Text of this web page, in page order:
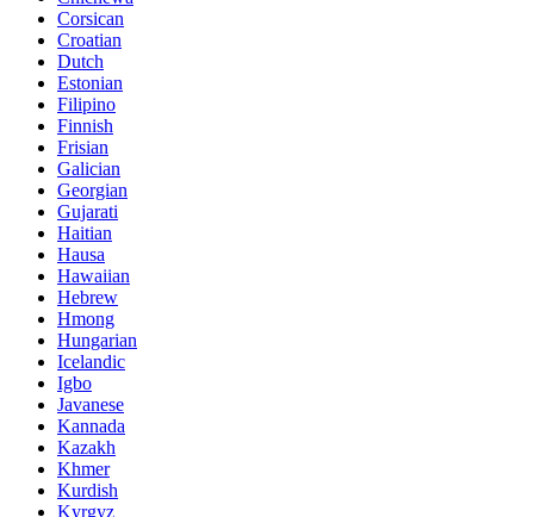
Corsican
Croatian
Dutch
Estonian
Filipino
Finnish
Frisian
Galician
Georgian
Gujarati
Haitian
Hausa
Hawaiian
Hebrew
Hmong
Hungarian
Icelandic
Igbo
Javanese
Kannada
Kazakh
Khmer
Kurdish
Kyrgyz